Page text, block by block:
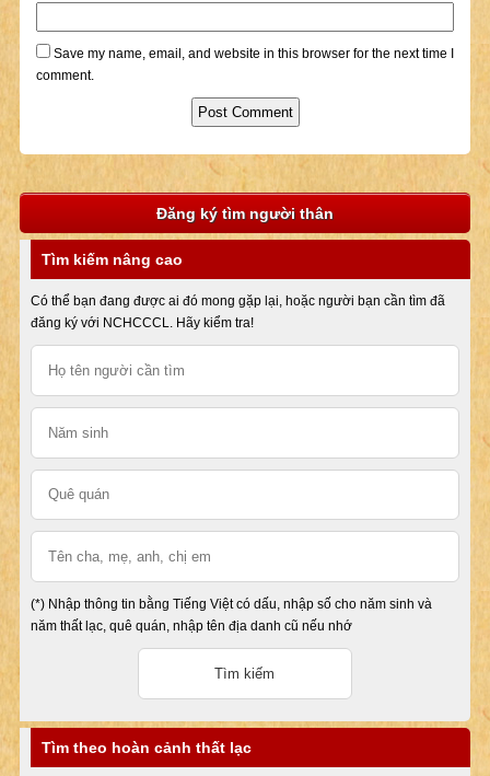
Save my name, email, and website in this browser for the next time I
comment.
Đăng ký tìm người thân
Tìm kiếm nâng cao
Có thể bạn đang được ai đó mong gặp lại, hoặc người bạn cần tìm đã
đăng ký với NCHCCCL. Hãy kiểm tra!
(*) Nhập thông tin bằng Tiếng Việt có dấu, nhập số cho năm sinh và
năm thất lạc, quê quán, nhập tên địa danh cũ nếu nhớ
Tìm theo hoàn cảnh thất lạc